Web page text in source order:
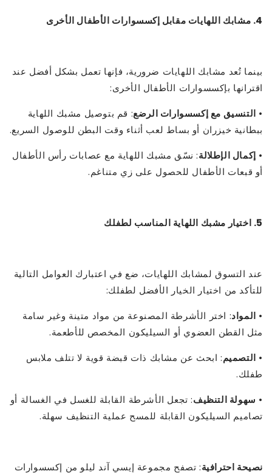
4. مشابك اللهايات مقابل إكسسوارات الأطفال الأخرى
بينما تُعد مشابك اللهايات ضرورية، فإنها تعمل بشكل أفضل عند
اقترانها بإكسسوارات الأطفال الأخرى:
التنسيق مع إكسسوارات الرضع: قم بتوصيل مشبك اللهاية
ببطانية خيزران أو بساط لعب أثناء وقت البطن للوصول السريع.
إكمال الإطلالة: نسّق مشبك اللهاية مع عصابات رأس الأطفال
أو قبعات الأطفال للحصول على زي متناغم.
5. اختيار مشبك اللهاية المناسب لطفلك
عند التسوق لمشابك اللهايات، ضع في اعتبارك العوامل التالية
للتأكد من اختيار الخيار الأفضل لطفلك:
المواد: اختر الأشرطة المصنوعة من مواد متينة وغير سامة
مثل القطن العضوي أو السيليكون المخصص للأطعمة.
التصميم: ابحث عن مشابك ذات قبضة قوية لا تتلف ملابس
طفلك.
سهولة التنظيف: تجعل الأشرطة القابلة للغسل في الغسالة أو
تصاميم السيليكون القابلة للمسح عملية التنظيف سهلة.
نصيحة احترافية: تصفح مجموعة إيسي آند ليلو من إكسسوارات